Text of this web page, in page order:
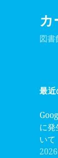
カ
図書
最
に発
いて